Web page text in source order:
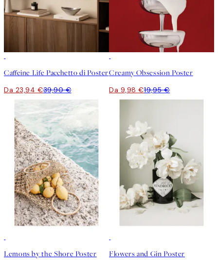
Caffeine Life Pacchetto di Poster
Da 23,94 €39,90 €
Creamy Obsession Poster
Da 9,98 €19,95 €
Lemons by the Shore Poster Flowers and Gin Poster